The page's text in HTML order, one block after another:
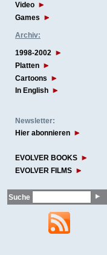
Video
Games
Archiv:
1998-2002
Platten
Cartoons
In English
Newsletter:
Hier abonnieren
EVOLVER BOOKS
EVOLVER FILMS
Suche